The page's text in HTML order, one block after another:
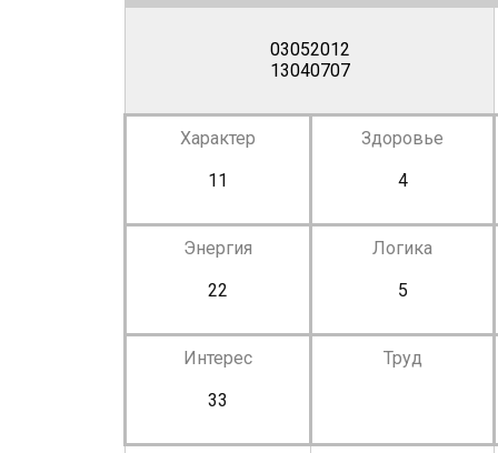
03052012
13040707
Характер
11
Здоровье
4
Энергия
22
Логика
5
Интерес
33
Труд